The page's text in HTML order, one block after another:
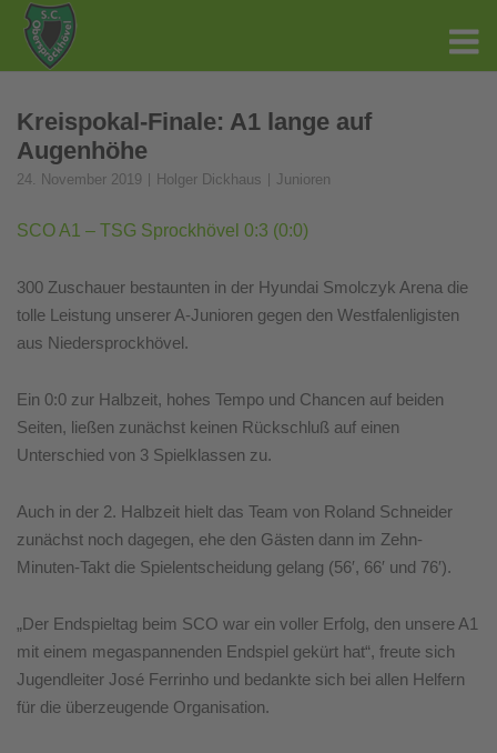
Kreispokal-Finale: A1 lange auf
Augenhöhe
24. November 2019 Holger Dickhaus Junioren
SCO A1 – TSG Sprockhövel 0:3 (0:0)
300 Zuschauer bestaunten in der Hyundai Smolczyk Arena die
tolle Leistung unserer A-Junioren gegen den Westfalenligisten
aus Niedersprockhövel.
Ein 0:0 zur Halbzeit, hohes Tempo und Chancen auf beiden
Seiten, ließen zunächst keinen Rückschluß auf einen
Unterschied von 3 Spielklassen zu.
Auch in der 2. Halbzeit hielt das Team von Roland Schneider
zunächst noch dagegen, ehe den Gästen dann im Zehn-
Minuten-Takt die Spielentscheidung gelang (56′, 66′ und 76′).
„Der Endspieltag beim SCO war ein voller Erfolg, den unsere A1
mit einem megaspannenden Endspiel gekürt hat“, freute sich
Jugendleiter José Ferrinho und bedankte sich bei allen Helfern
für die überzeugende Organisation.